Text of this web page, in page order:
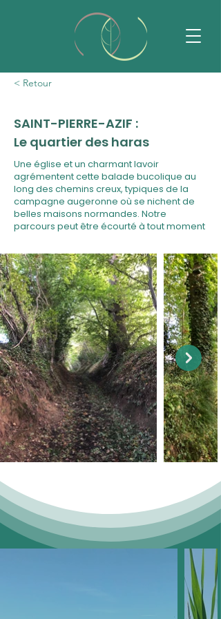
< Retour
SAINT-PIERRE-AZIF :
Le quartier des haras
Une église et un charmant lavoir
agrémentent cette balade bucolique au
long des chemins creux, typiques de la
campagne augeronne où se nichent de
belles maisons normandes. Notre
parcours peut être écourté à tout moment